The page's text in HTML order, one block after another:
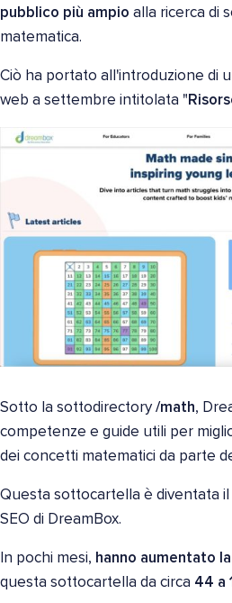
pubblico più ampio alla ricerca di
matematica.
Ciò ha portato all'introduzione di
web a settembre intitolata "
Sotto la sottodirectory /math,
competenze e guide utili per
dei concetti matematici da parte
Questa sottocartella è diventata
SEO di DreamBox.
In pochi mesi, hanno aumentato
questa sottocartella da circa 44 a